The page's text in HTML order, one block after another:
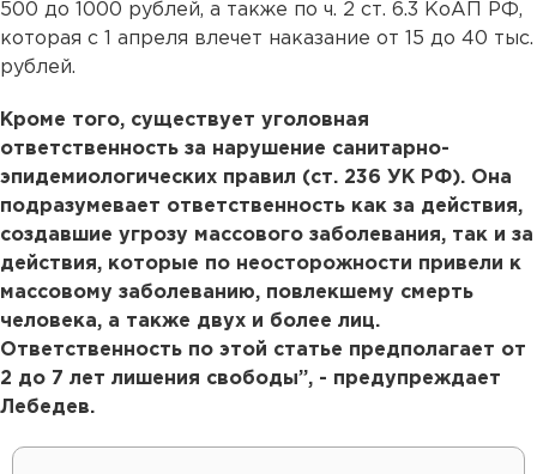
500 до 1000 рублей, а также по ч. 2 ст. 6.3 КоАП РФ,
которая с 1 апреля влечет наказание от 15 до 40 тыс.
рублей.
Кроме того, существует уголовная
ответственность за нарушение санитарно-
эпидемиологических правил (ст. 236 УК РФ). Она
подразумевает ответственность как за действия,
создавшие угрозу массового заболевания, так и за
действия, которые по неосторожности привели к
массовому заболеванию, повлекшему смерть
человека, а также двух и более лиц.
Ответственность по этой статье предполагает от
2 до 7 лет лишения свободы”, - предупреждает
Лебедев.